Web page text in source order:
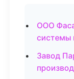
ООО
системы
Завод